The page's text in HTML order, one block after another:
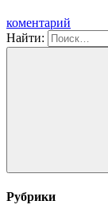
коментарий
Найти:
Рубрики